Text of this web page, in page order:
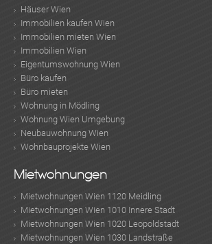
Häuser Wien
Immobilien kaufen Wien
Immobilien mieten Wien
Immobilien Wien
Eigentumswohnung Wien
Büro kaufen
Büro mieten
Wohnung in Mödling
Wohnung Wien Umgebung
Neubauwohnung Wien
Wohnbauprojekte Wien
Mietwohnungen
Mietwohnungen Wien 1120 Meidling
Mietwohnungen Wien 1010 Innere Stadt
Mietwohnungen Wien 1020 Leopoldstadt
Mietwohnungen Wien 1030 Landstraße